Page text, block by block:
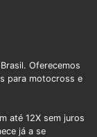
Oferecemos
para motocross e
até 12X sem juros
já a se